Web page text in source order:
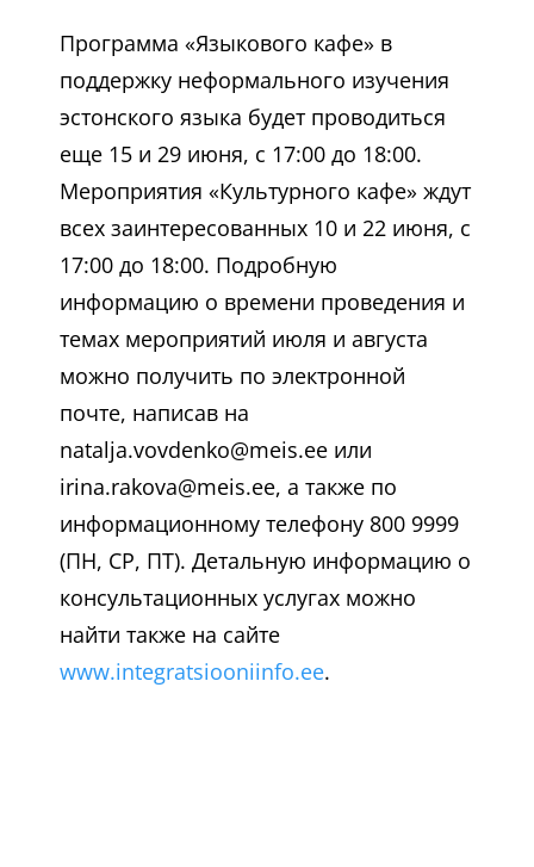
Программа «Языкового кафе» в
поддержку неформального изучения
эстонского языка будет проводиться
еще 15 и 29 июня, с 17:00 до 18:00.
Мероприятия «Культурного кафе» ждут
всех заинтересованных 10 и 22 июня, с
17:00 до 18:00. Подробную
информацию о времени проведения и
темах мероприятий июля и августа
можно получить по электронной
почте, написав на
natalja.vovdenko@meis.ee или
irina.rakova@meis.ee, а также по
информационному телефону 800 9999
(ПН, СР, ПТ). Детальную информацию о
консультационных услугах можно
найти также на сайте
www.integratsiooniinfo.ee.